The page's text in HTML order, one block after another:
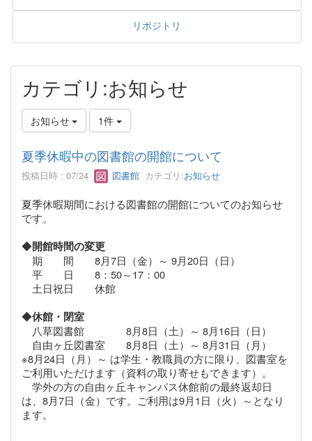
リポジトリ
カテゴリ:お知らせ
お知らせ 1件
夏季休暇中の図書館の開館について
投稿日時 : 07/24 図書館 カテゴリ:お知らせ
夏季休暇期間における図書館の開館についてのお知らせ
です。
◆開館時間の変更
期 間 8月7日（金）～ 9月20日（日）
平 日 8：50～17：00
土日祝日 休館
◆休館・閉室
八草図書館 8月8日（土）～ 8月16日（日）
自由ヶ丘図書室 8月8日（土）～ 8月31日（月）
※8月24日（月）～ は学生・教職員の方に限り、図書室を
ご利用いただけます（資料の取り寄せもできます）。
学外の方の自由ヶ丘キャンパス休館前の最終返却日
は、8月7日（金）です。ご利用は9月1日（火）～となり
ます。